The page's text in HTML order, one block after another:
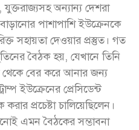
অন্যান্য দেশরা
পাশাপাশি ইউক্রেনকে
সহায়তা দেওয়ার প্রস্তুত। গত
বৈঠক হয়, যেখানে তিনি
থেকে বের করে আনার জন্য
ইউক্রেনের প্রেসিডেন্ট
প্রচেষ্টা চালিয়েছিলেন।
এমন বৈঠকের সম্ভাবনা